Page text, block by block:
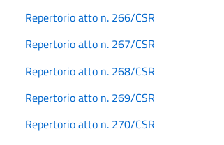
Repertorio atto n. 266/CSR
Repertorio atto n. 267/CSR
Repertorio atto n. 268/CSR
Repertorio atto n. 269/CSR
Repertorio atto n. 270/CSR